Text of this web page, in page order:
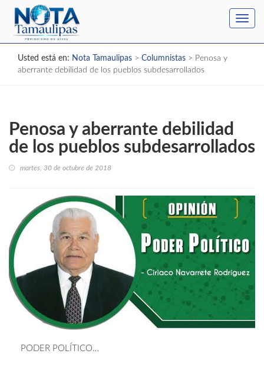
Usted está en: Nota Tamaulipas > Columnistas > Penosa y
aberrante debilidad de los pueblos subdesarrollados
Penosa y aberrante debilidad
de los pueblos subdesarrollados
martes, 30 de octubre de 2018
PODER POLÍTICO…